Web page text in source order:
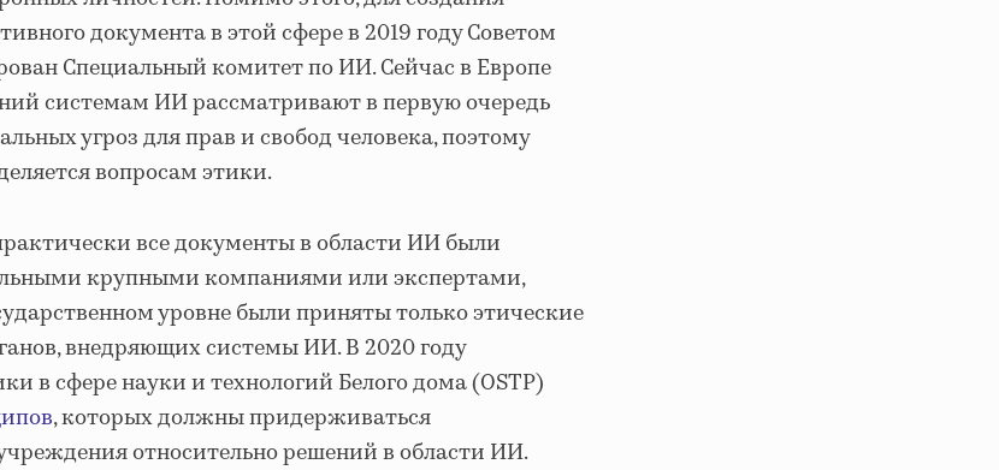
документа в этой сфере в 2019 году Советом
Специальный комитет по ИИ. Сейчас в Европе
системам ИИ рассматривают в первую очередь
угроз для прав и свобод человека, поэтому
вопросам этики.
все документы в области ИИ были
крупными компаниями или экспертами,
уровне были приняты только этические
внедряющих системы ИИ. В 2020 году
в сфере науки и технологий Белого дома (OSTP)
, которых должны придерживаться
относительно решений в области ИИ.